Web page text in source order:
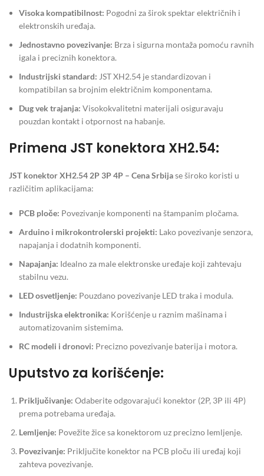
Visoka kompatibilnost: Pogodni za širok spektar električnih i
elektronskih uređaja.
Jednostavno povezivanje: Brza i sigurna montaža pomoću ravnih
igala i preciznih konektora.
Industrijski standard: JST XH2.54 je standardizovan i
kompatibilan sa brojnim električnim komponentama.
Dug vek trajanja: Visokokvalitetni materijali osiguravaju
pouzdan kontakt i otpornost na habanje.
Primena JST konektora XH2.54:
JST konektor XH2.54 2P 3P 4P – Cena Srbijase široko koristi u
različitim aplikacijama:
PCB ploče: Povezivanje komponenti na štampanim pločama.
Arduino i mikrokontrolerski projekti: Lako povezivanje senzora,
napajanja i dodatnih komponenti.
Napajanja: Idealno za male elektronske uređaje koji zahtevaju
stabilnu vezu.
LED osvetljenje: Pouzdano povezivanje LED traka i modula.
Industrijska elektronika: Korišćenje u raznim mašinama i
automatizovanim sistemima.
RC modeli i dronovi: Precizno povezivanje baterija i motora.
Uputstvo za korišćenje:
Priključivanje: Odaberite odgovarajući konektor (2P, 3P ili 4P)
prema potrebama uređaja.
Lemljenje: Povežite žice sa konektorom uz precizno lemljenje.
Povezivanje: Priključite konektor na PCB ploču ili uređaj koji
zahteva povezivanje.